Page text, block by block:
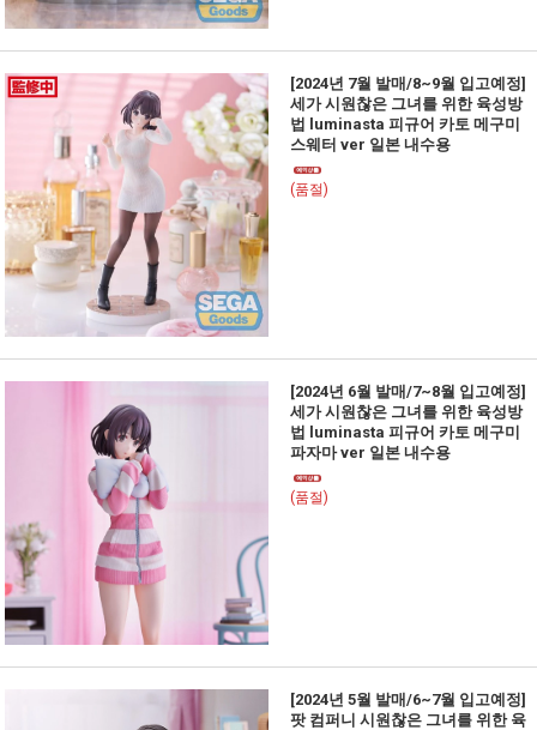
[2024년 7월 발매/8~9월 입고예정]
세가 시원찮은 그녀를 위한 육성방
법 luminasta 피규어 카토 메구미
스웨터 ver 일본 내수용
(품절)
[2024년 6월 발매/7~8월 입고예정]
세가 시원찮은 그녀를 위한 육성방
법 luminasta 피규어 카토 메구미
파자마 ver 일본 내수용
(품절)
[2024년 5월 발매/6~7월 입고예정]
팟 컴퍼니 시원찮은 그녀를 위한 육